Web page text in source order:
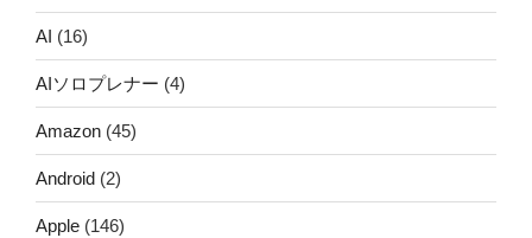
AI (16)
AIソロプレナー (4)
Amazon (45)
Android (2)
Apple (146)